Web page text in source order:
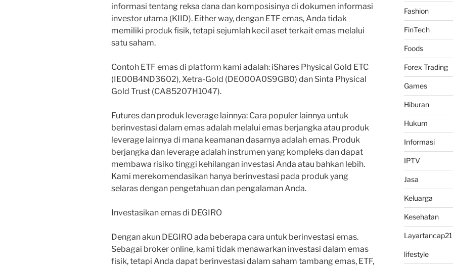
informasi tentang reksa dana dan komposisinya di dokumen informasi
investor utama (KIID). Either way, dengan ETF emas, Anda tidak
memiliki produk fisik, tetapi sejumlah kecil aset terkait emas melalui
satu saham.
Contoh ETF emas di platform kami adalah: iShares Physical Gold ETC
(IE00B4ND3602), Xetra-Gold (DE000A0S9GB0) dan Sinta Physical
Gold Trust (CA85207H1047).
Futures dan produk leverage lainnya: Cara populer lainnya untuk
berinvestasi dalam emas adalah melalui emas berjangka atau produk
leverage lainnya di mana keamanan dasarnya adalah emas. Produk
berjangka dan leverage adalah instrumen yang kompleks dan dapat
membawa risiko tinggi kehilangan investasi Anda atau bahkan lebih.
Kami merekomendasikan hanya berinvestasi pada produk yang
selaras dengan pengetahuan dan pengalaman Anda.
Investasikan emas di DEGIRO
Dengan akun DEGIRO ada beberapa cara untuk berinvestasi emas.
Sebagai broker online, kami tidak menawarkan investasi dalam emas
fisik, tetapi Anda dapat berinvestasi dalam saham tambang emas, ETF,
Fashion
FinTech
Foods
Forex Trading
Games
Hiburan
Hukum
Informasi
IPTV
Jasa
Keluarga
Kesehatan
Layartancap21
lifestyle